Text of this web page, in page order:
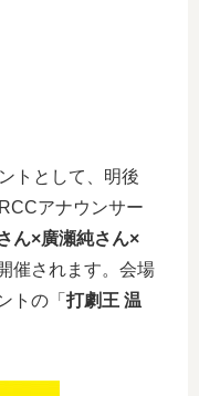
トとして、明後
アナウンサー
ん×廣瀬純さん×
催されます。会場
トの「 打劇王 温